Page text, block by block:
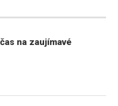
na zaujímavé